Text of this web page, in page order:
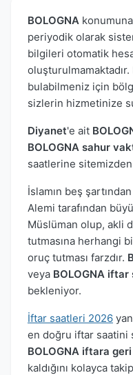
BOLOGNA
periyodik olarak
bilgileri otomatik
bulabilmeniz için
sizlerin hizmetinize
Diyanet'e ait
BOLOGNA sahur
saatlerine
İslamın beş
Alemi tarafından
Müslüman olup, akli
tutmasına herhangi
oruç tutması farzdır.
veya BOLOGNA
bekleniyor.
İftar saatleri 2026
en doğru iftar saatini
BOLOGNA iftara geri
kaldığını kolayca